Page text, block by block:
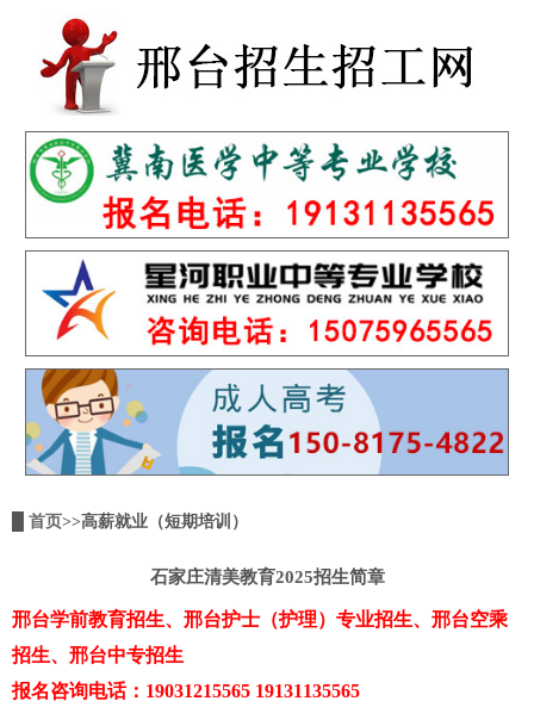
首页>>高薪就业（短期培训）
石家庄清美教育2025招生简章
邢台学前教育招生、邢台护士（护理）专业招生、邢台空乘
招生、邢台中专招生
报名咨询电话：19031215565 19131135565